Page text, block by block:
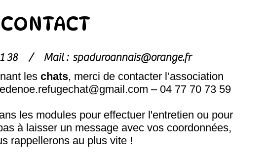
CONTACT
81 38 / Mail : spaduroannais@orange.fr
les chats, merci de contacter l’association
– 04 77 70 73 59
les modules pour effectuer l'entretien ou pour
à laisser un message avec vos coordonnées,
rappellerons au plus vite !